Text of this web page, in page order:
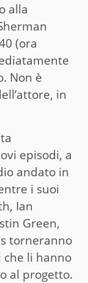
alla
(ora
Non è
in
episodi, a
andato in
i suoi
Ian
Green,
torneranno
che li hanno
al progetto.